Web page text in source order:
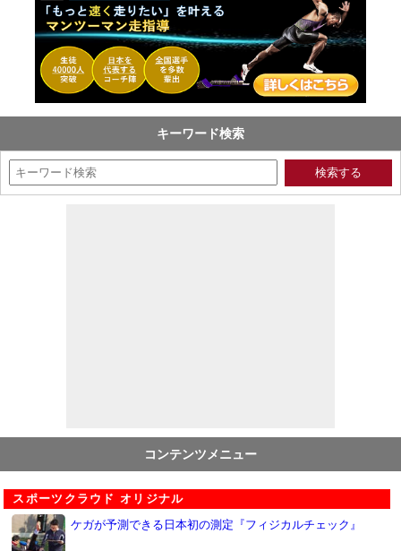
キーワード検索
コンテンツメニュー
スポーツクラウド オリジナル
ケガが予測できる日本初の測定『フィジカルチェック』